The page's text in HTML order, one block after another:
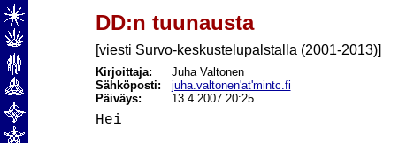
DD:n tuunausta
[viesti Survo-keskustelupalstalla (2001-2013)]
Kirjoittaja:
Juha Valtonen
Sähköposti: juha.valtonen'at'mintc.fi
Päiväys:
13.4.2007 20:25
Hei